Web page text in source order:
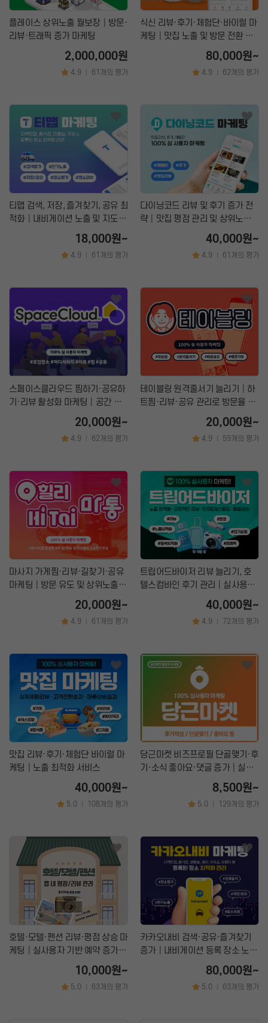
플레이스 상위노출 월보장│방문·
리뷰·트래픽 증가 마케팅
2,000,000원
4.9 61개의 평가
식신 리뷰·후기·체험단·바이럴 마
케팅│맛집 노출 및 방문 전환 최
80,000원~
4.9 62개의 평가
티맵 검색, 저장, 즐겨찾기, 공유 최
적화│내비게이션 노출 및 지도
상위노출 마케팅 서비스
18,000원~
4.9 61개의 평가
다이닝코드 리뷰 및 후기 증가 전
략│맛집 평점 관리 및 상위노출
40,000원~
4.9 61개의 평가
스페이스클라우드 찜하기·공유하
기·리뷰 활성화 마케팅│공간 예
약 상위노출 트래픽 관리 전문
20,000원~
4.9 62개의 평가
테이블링 원격줄서기 늘리기│하
트찜·리뷰·공유 관리로 방문율 상
20,000원~
4.9 59개의 평가
마사지 가게찜·리뷰·길찾기·공유
마케팅│방문 유도 및 상위노출
20,000원~
4.9 61개의 평가
트립어드바이저 리뷰 늘리기, 호
텔스컴바인 후기 관리│실사용자
40,000원~
4.9 72개의 평가
맛집 리뷰·후기·체험단 바이럴 마
케팅│노출 최적화 서비스
40,000원~
5.0 108개의 평가
당근마켓 비즈프로필 단골맺기·후
기·소식 좋아요·댓글 증가│실사
용자 기반 지역 노출 상승 마케팅
8,500원~
5.0 129개의 평가
호텔·모텔·펜션 리뷰·평점 상승 마
케팅│실사용자 기반 예약 증가 &
노출 극대화 실사용자 마케팅 서
10,000원~
5.0 63개의 평가
카카오내비 검색·공유·즐겨찾기
증가│내비게이션 등록 장소 노출
상승 & 방문 유입 최적화 마케팅
80,000원~
5.0 63개의 평가